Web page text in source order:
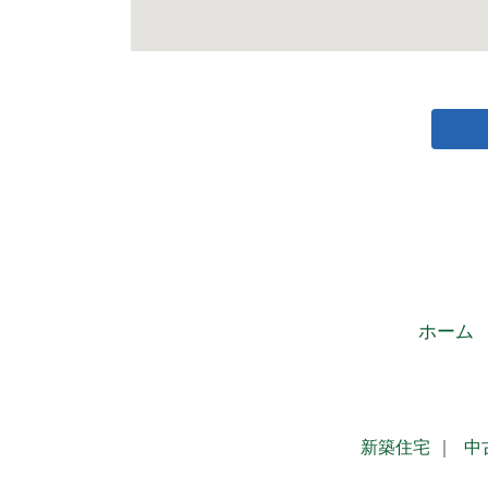
ホーム
新築住宅 ｜ 中